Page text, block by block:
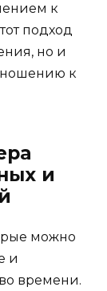
к
подход
но и
к
и
можно
и
времени.